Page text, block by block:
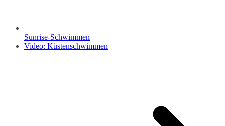
Sunrise-Schwimmen
Video: Küstenschwimmen